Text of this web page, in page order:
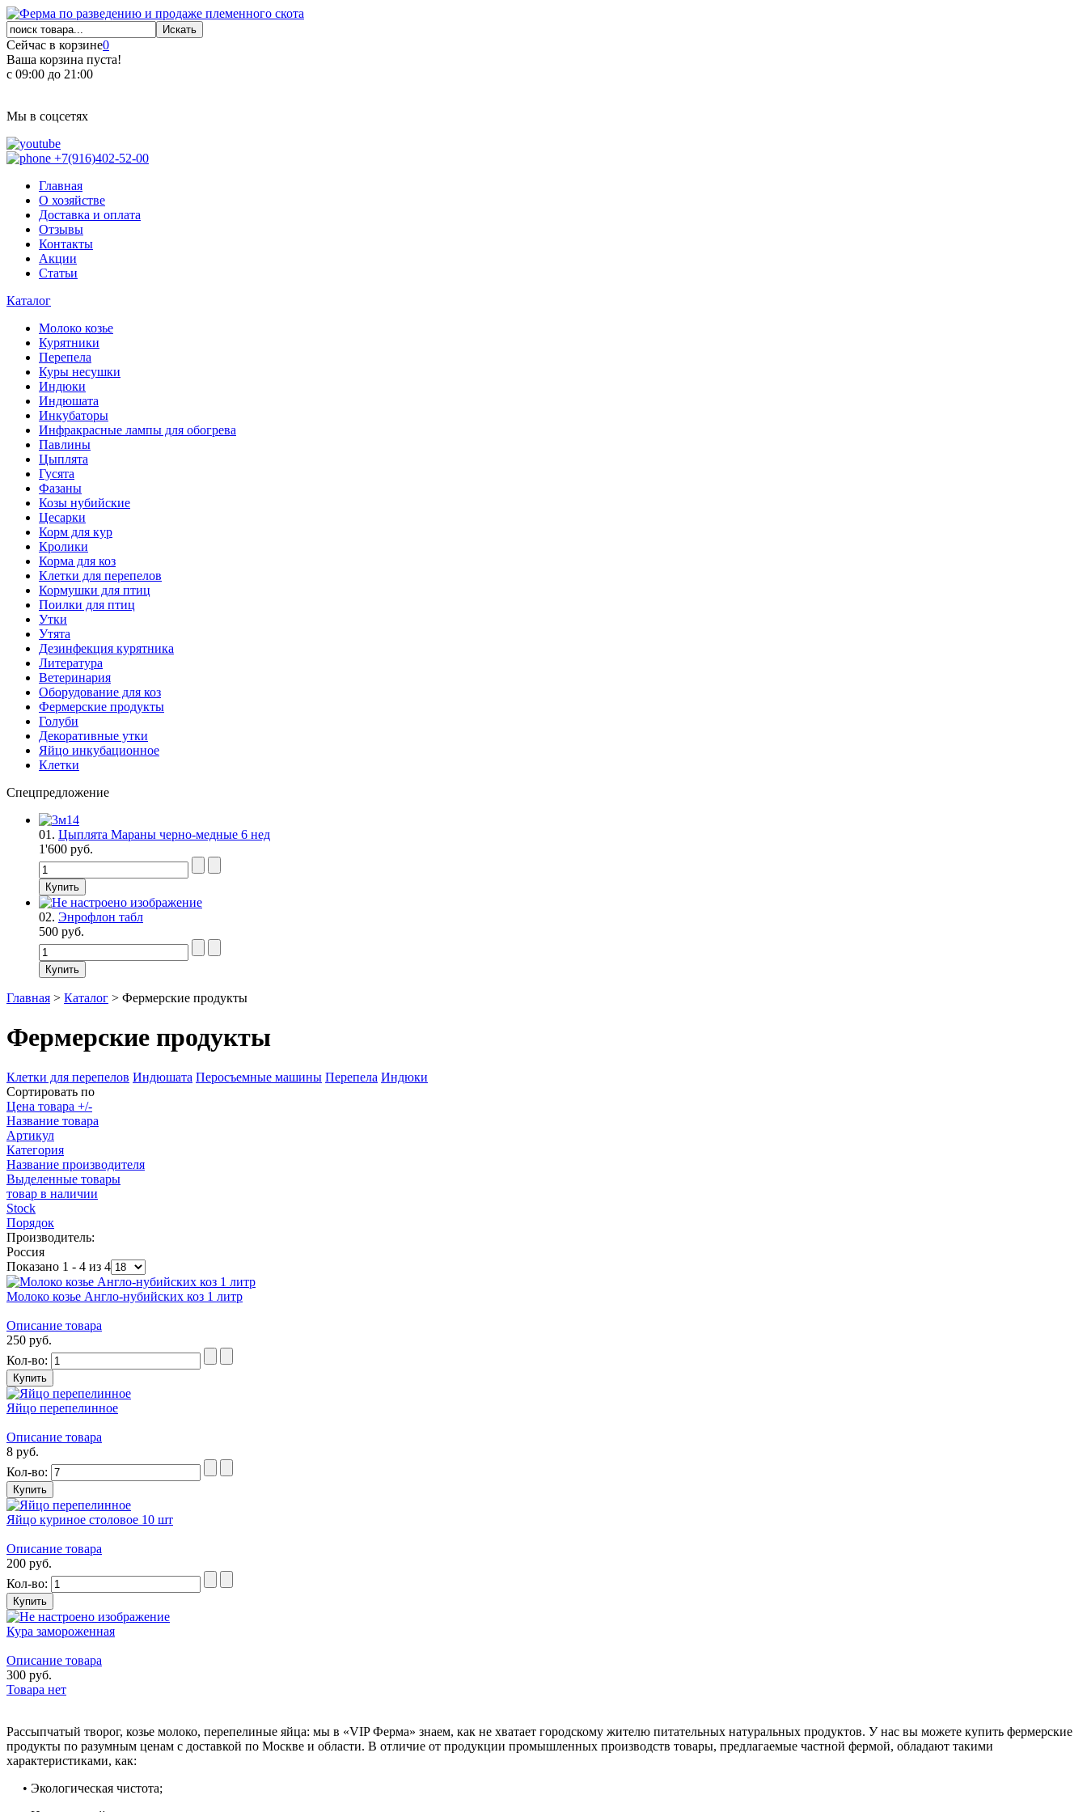
Сейчас в корзине0
Ваша корзина пуста!
с 09:00 до 21:00
Мы в соцсетях
+7(916)402-52-00
Главная
О хозяйстве
Доставка и оплата
Отзывы
Контакты
Акции
Статьи
Каталог
Молоко козье
Курятники
Перепела
Куры несушки
Индюки
Индюшата
Инкубаторы
Инфракрасные лампы для обогрева
Павлины
Цыплята
Гусята
Фазаны
Козы нубийские
Цесарки
Корм для кур
Кролики
Корма для коз
Клетки для перепелов
Кормушки для птиц
Поилки для птиц
Утки
Утята
Дезинфекция курятника
Литература
Ветеринария
Оборудование для коз
Фермерские продукты
Голуби
Декоративные утки
Яйцо инкубационное
Клетки
Спецпредложение
01. Цыплята Мараны черно-медные 6 нед
1'600 руб.
02. Энрофлон табл
500 руб.
Главная > Каталог > Фермерские продукты
Фермерские продукты
Клетки для перепелов Индюшата Перосъемные машины Перепела Индюки
Сортировать по
Цена товара +/-
Название товара
Артикул
Категория
Название производителя
Выделенные товары
товар в наличии
Stock
Порядок
Производитель:
Россия
Показано 1 - 4 из 4
Молоко козье Англо-нубийских коз 1 литр
Описание товара
250 руб.
Кол-во:
Яйцо перепелинное
Описание товара
8 руб.
Кол-во:
Яйцо куриное столовое 10 шт
Описание товара
200 руб.
Кол-во:
Кура замороженная
Описание товара
300 руб.
Товара нет
Рассыпчатый творог, козье молоко, перепелиные яйца: мы в «VIP Ферма» знаем, как не хватает городскому жителю питательных натуральных продуктов. У нас вы можете купить фермерские
продукты по разумным ценам с доставкой по Москве и области. В отличие от продукции промышленных производств товары, предлагаемые частной фермой, обладают такими
характеристиками, как:
• Экологическая чистота;